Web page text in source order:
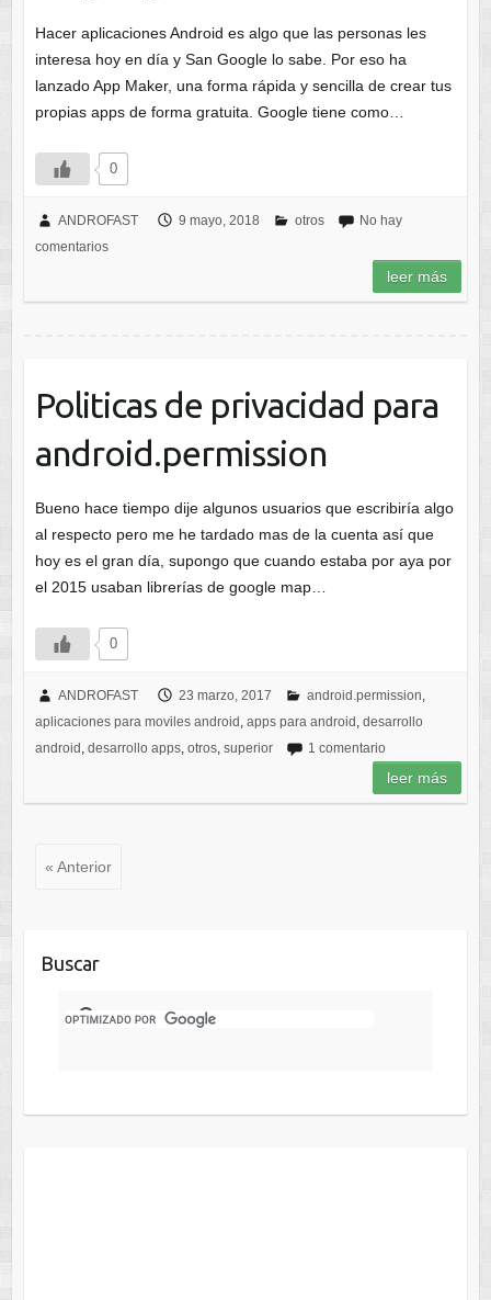
Hacer aplicaciones Android es algo que las personas les
interesa hoy en día y San Google lo sabe. Por eso ha
lanzado App Maker, una forma rápida y sencilla de crear tus
propias apps de forma gratuita. Google tiene como…
0
ANDROFAST 9 mayo, 2018 otros
No hay
comentarios
leer más
Politicas de privacidad para
android.permission
Bueno hace tiempo dije algunos usuarios que escribiría algo
al respecto pero me he tardado mas de la cuenta así que
hoy es el gran día, supongo que cuando estaba por aya por
el 2015 usaban librerías de google map…
0
ANDROFAST 23 marzo, 2017 android.permission,
aplicaciones para moviles android , apps para android , desarrollo
android , desarrollo apps, otros, superior 1 comentario
leer más
« Anterior
Buscar